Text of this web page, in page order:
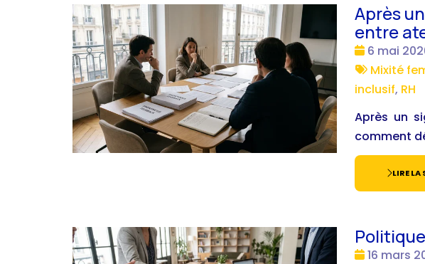
Après
entre
Date
:
6 mai
Tags
:
Mixité
inclusif, RH
Après un
comment
LIRE LA
Date
16 mars